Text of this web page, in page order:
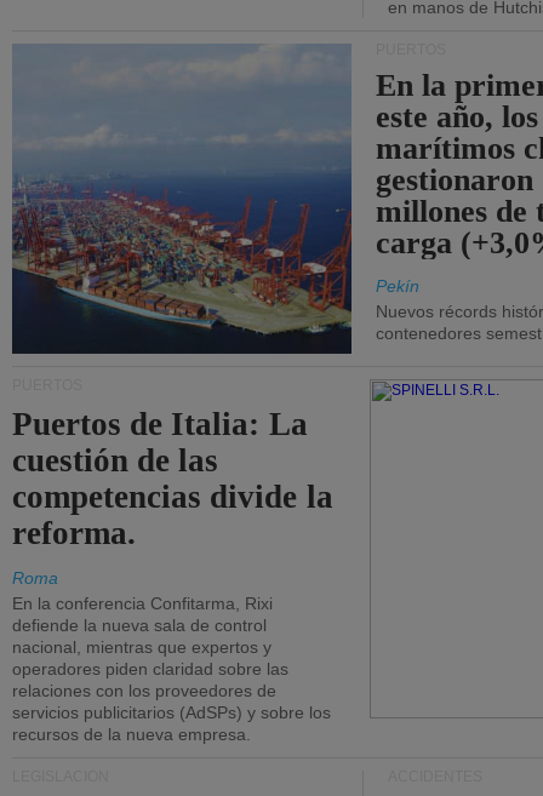
en manos de
En la
este año,
marítimos
gestionaron
millones de
carga
Pekín
Nuevos récords
contenedores
Puertos de Italia: La
cuestión de las
competencias divide la
reforma.
Roma
En la conferencia Confitarma, Rixi
defiende la nueva sala de control
nacional, mientras que expertos y
operadores piden claridad sobre las
relaciones con los proveedores de
servicios publicitarios (AdSPs) y sobre los
recursos de la nueva empresa.